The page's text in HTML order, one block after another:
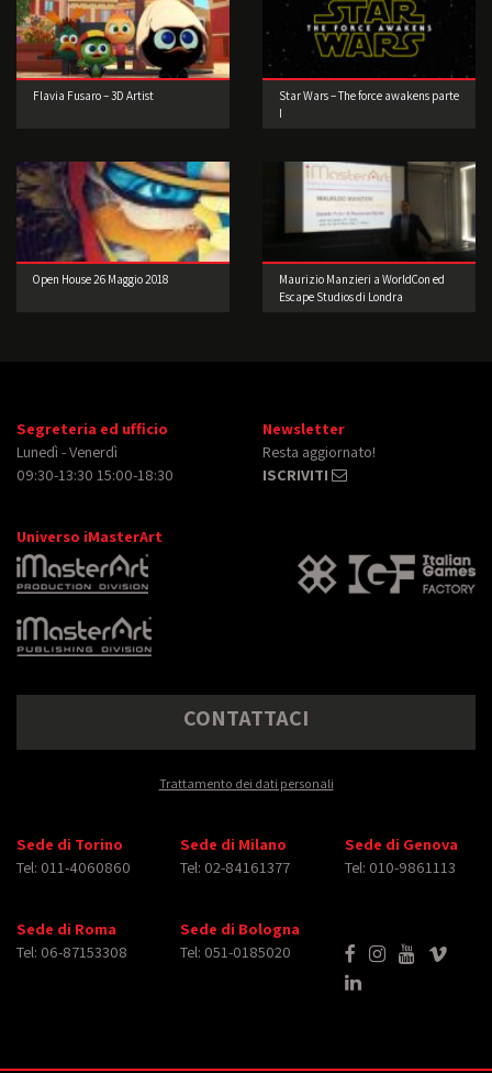
Flavia Fusaro – 3D Artist
Star Wars – The force awakens parte
I
Open House 26 Maggio 2018
Maurizio Manzieri a WorldCon ed
Escape Studios di Londra
Segreteria ed ufficio
Lunedì - Venerdì
09:30-13:30 15:00-18:30
Newsletter
Resta aggiornato!
ISCRIVITI
Universo iMasterArt
CONTATTACI
Trattamento dei dati personali
Sede di Torino
Tel: 011-4060860
Sede di Milano
Tel: 02-84161377
Sede di Genova
Tel: 010-9861113
Sede di Roma
Tel: 06-87153308
Sede di Bologna
Tel: 051-0185020